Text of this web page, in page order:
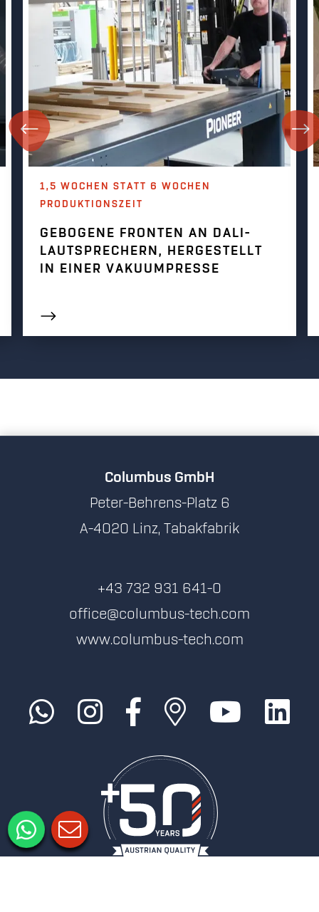
1,5 WOCHEN STATT 6 WOCHEN
PRODUKTIONSZEIT
GEBOGENE FRONTEN AN DALI-
LAUTSPRECHERN, HERGESTELLT
IN EINER VAKUUMPRESSE
Columbus GmbH
Peter-Behrens-Platz 6
A-4020 Linz, Tabakfabrik
+43 732 931 641-0
office@columbus-tech.com
www.columbus-tech.com